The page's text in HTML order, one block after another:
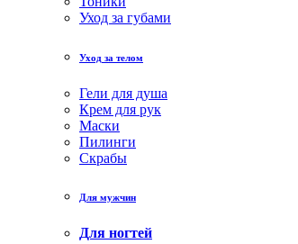
Уход за губами
Уход за телом
Гели для душа
Крем для рук
Маски
Пилинги
Скрабы
Для мужчин
Для ногтей